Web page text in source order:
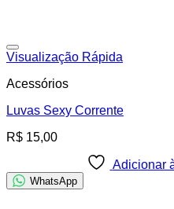
Visualização Rápida
Acessórios
Luvas Sexy Corrente
R$ 15,00
Adicionar
WhatsApp